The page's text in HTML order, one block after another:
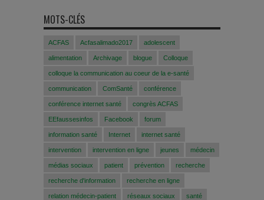
MOTS-CLÉS
ACFAS Acfasalimado2017 adolescent
alimentation Archivage blogue Colloque
colloque la communication au coeur de la e-santé
communication ComSanté conférence
conférence internet santé congrès ACFAS
EEfaussesinfos Facebook forum
information santé Internet internet santé
intervention intervention en ligne jeunes médecin
médias sociaux patient prévention recherche
recherche d'information recherche en ligne
relation médecin-patient réseaux sociaux santé